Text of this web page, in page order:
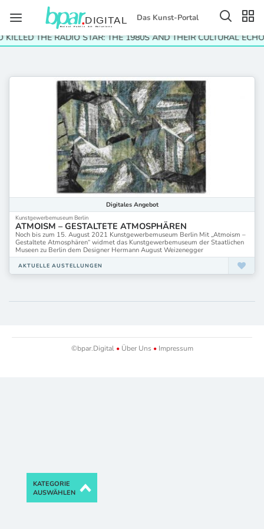
Das Kunst-Portal
THE RADIO STAR: THE 1980S AND THEIR CULTURAL
Digitales Angebot
Kunstgewerbemuseum Berlin
ATMOISM – GESTALTETE ATMOSPHÄREN
Noch bis zum 15. August 2021 Kunstgewerbemuseum Berlin Mit „Atmoism –
Gestaltete Atmosphären“ widmet das Kunstgewerbemuseum der Staatlichen
Museen zu Berlin dem Designer Hermann August Weizenegger
AKTUELLE AUSTELLUNGEN
©bpar.Digital •Über Uns •Impressum
KATEGORIE
AUSWÄHLEN